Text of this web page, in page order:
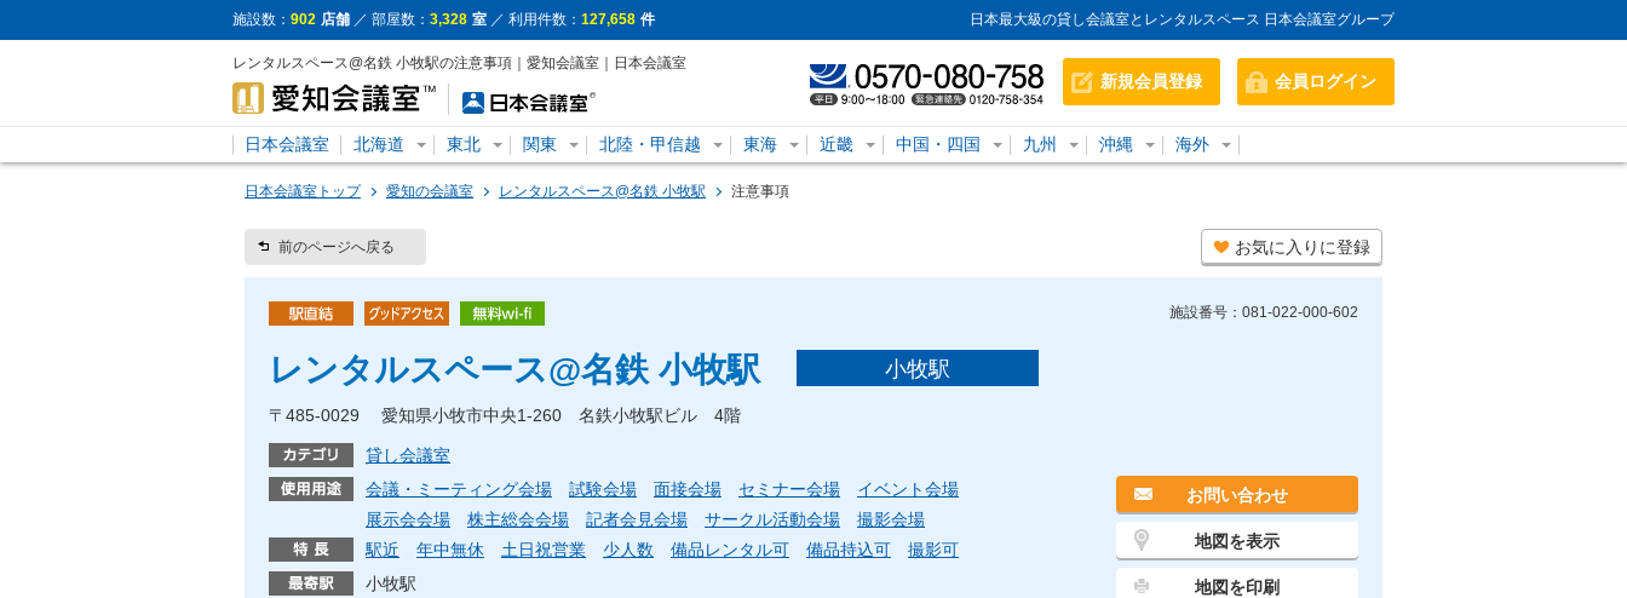
施設数： 902 店舗 ／ 部屋数： 3,328 室 ／ 利用件数： 127,658 件 日本最大級の貸し会議室とレンタルスペース 日本会議室グループ
レンタルスペース@名鉄 小牧駅の注意事項｜愛知会議室｜日本会議室
新規会員登録 会員ログイン
日本会議室 北海道 東北 関東 北陸・甲信越 東海 近畿 中国・四国 九州 沖縄 海外
日本会議室トップ 愛知の会議室 レンタルスペース@名鉄 小牧駅 注意事項
前のページへ戻る お気に入りに登録
施設番号：081-022-000-602
レンタルスペース@名鉄 小牧駅 小牧駅
〒485-0029 愛知県小牧市中央1-260 名鉄小牧駅ビル 4階
貸し会議室
会議・ミーティング会場
試験会場 面接会場 セミナー会場
イベント会場
展示会会場
株主総会会場 記者会見会場 サークル活動会場
撮影会場
駅近
年中無休 土日祝営業 少人数 備品レンタル可 備品持込可
撮影可
小牧駅
お問い合わせ
地図を表示
地図を印刷